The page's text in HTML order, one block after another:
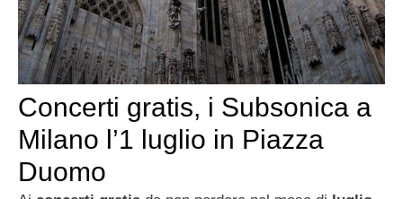
Concerti gratis, i Subsonica a
Milano l’1 luglio in Piazza
Duomo